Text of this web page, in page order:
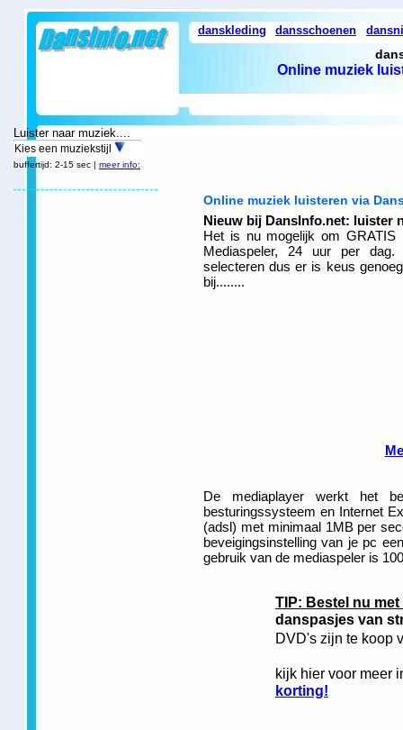
danskleding dansschoenen
Online muziek
Online muziek luisteren via
Nieuw bij DansInfo.net: luister
Het is nu mogelijk om GRATIS
Mediaspeler, 24 uur per
selecteren dus er is keus
bij........
De mediaplayer werkt het
besturingssysteem en Internet
(adsl) met minimaal 1MB per
beveigingsinstelling van je pc
gebruik van de mediaspeler is
TIP: Bestel nu
danspasjes van
DVD's zijn te koop
kijk hier voor meer
korting!
Luister naar muziek....
Kies een muziekstijl
buffertijd: 2-15 sec | meer info: